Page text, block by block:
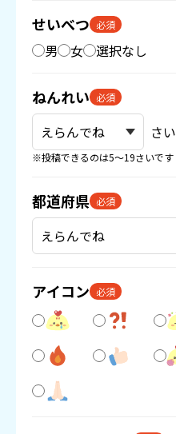
せいべつ 必須
男 女 選択なし
ねんれい 必須
さい
※投稿できるのは5〜19さいです
都道府県 必須
アイコン 必須